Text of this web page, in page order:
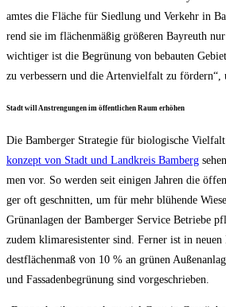
am­tes die Flä­che für Sied­lung und Ver­kehr in
rend sie im flä­chen­mä­ßig grö­ße­ren Bay­reuth
wich­ti­ger ist die Begrü­nung von bebau­ten
zu ver­bes­sern und die Arten­viel­falt zu för­dern“,
Stadt will Anstren­gun­gen im öffent­li­chen Raum erhöhen
Die Bam­ber­ger Stra­te­gie für bio­lo­gi­sche Viel­falt
kon­zept von Stadt und Land­kreis Bam­berg
men vor. So wer­den seit eini­gen Jah­ren die
ger oft geschnit­ten, um für mehr blü­hen­de
Grün­an­la­gen der Bam­ber­ger Ser­vice Betrie­be
zudem kli­ma­re­sis­ten­ter sind. Fer­ner ist in
dest­flä­chen­maß von 10 % an grü­nen
und Fas­sa­den­be­grü­nung sind vorgeschrieben.